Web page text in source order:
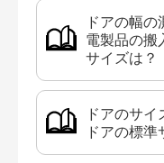
ドアの幅
電製品の搬
サイズは？
ドアのサ
ドアの標準